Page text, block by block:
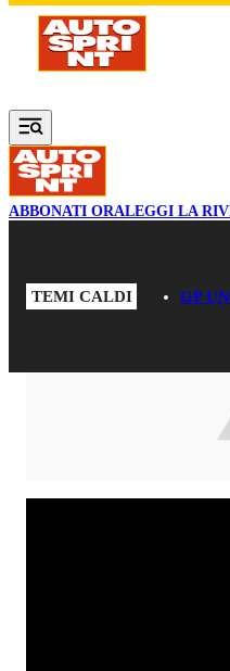
Vai al contenuto principale
ABBONATI ORALEGGI LA
TEMI CALDI GP